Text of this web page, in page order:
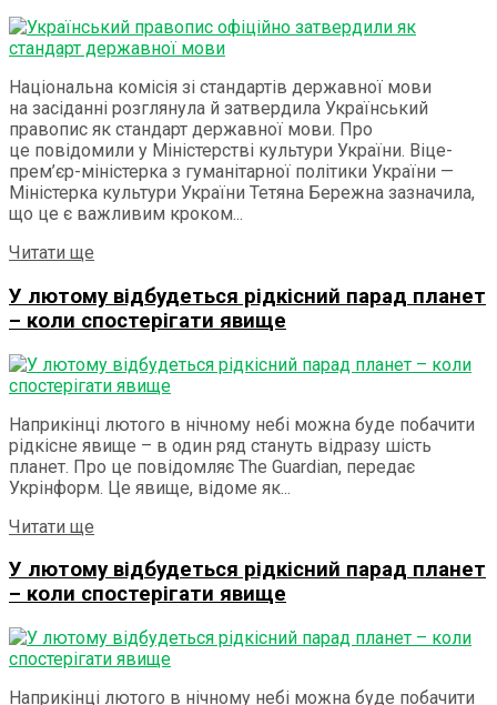
Національна комісія зі стандартів державної мови
на засіданні розглянула й затвердила Український
правопис як стандарт державної мови. Про
це повідомили у Міністерстві культури України. Віце-
прем’єр-міністерка з гуманітарної політики України —
Міністерка культури України Тетяна Бережна зазначила,
що це є важливим кроком...
Читати ще
У лютому відбудеться рідкісний парад планет
– коли спостерігати явище
Наприкінці лютого в нічному небі можна буде побачити
рідкісне явище – в один ряд стануть відразу шість
планет. Про це повідомляє The Guardian, передає
Укрінформ. Це явище, відоме як...
Читати ще
У лютому відбудеться рідкісний парад планет
– коли спостерігати явище
Наприкінці лютого в нічному небі можна буде побачити